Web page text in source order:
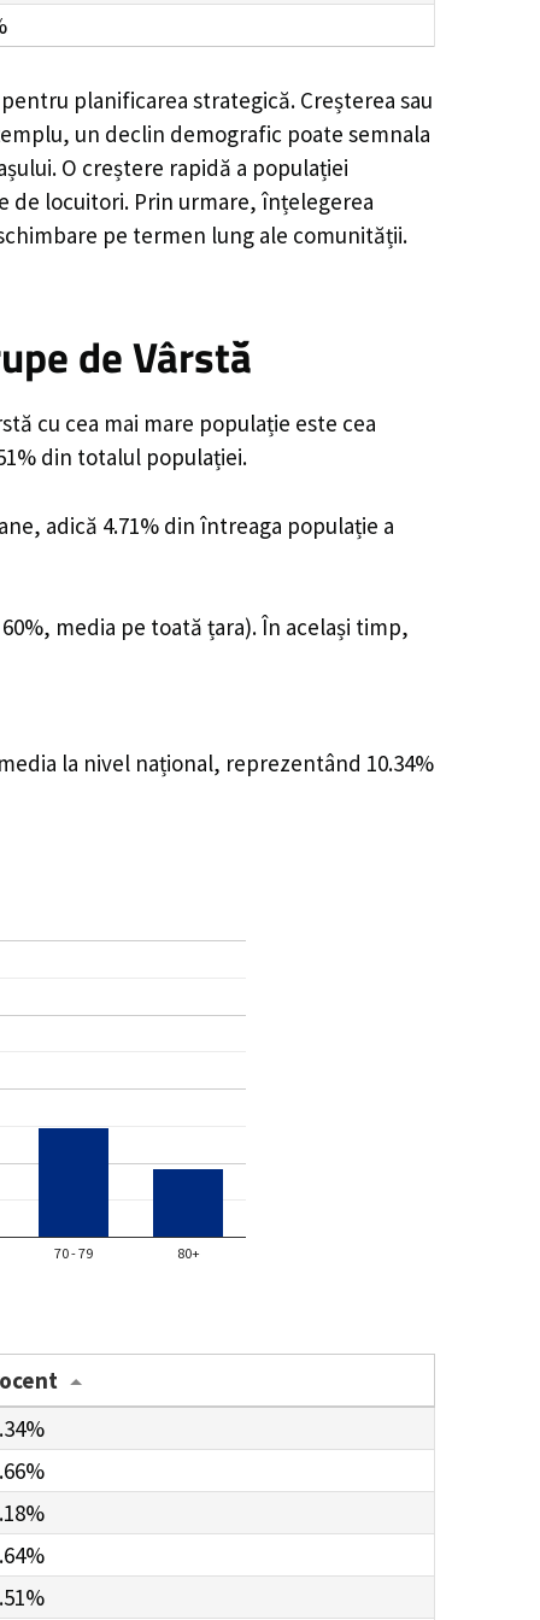
planificarea strategică. Creșterea sau
un declin demografic poate semnala
O creștere rapidă a populației
de locuitori. Prin urmare, înțelegerea
pe termen lung ale comunității.
de Vârstă
cu cea mai mare populație este cea
din totalul populației.
adică 4.71% din întreaga populație a
media pe toată țara). În același timp,
la nivel național, reprezentând 10.34%
70 - 79 80+